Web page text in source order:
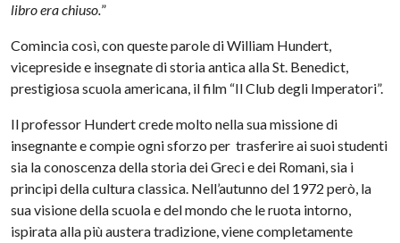
libro era chiuso.”
Comincia così, con queste parole di William Hundert,
vicepreside e insegnate di storia antica alla St. Benedict,
prestigiosa scuola americana, il film “Il Club degli Imperatori”.
Il professor Hundert crede molto nella sua missione di
insegnante e compie ogni sforzo per trasferire ai suoi studenti
sia la conoscenza della storia dei Greci e dei Romani, sia i
principi della cultura classica. Nell’autunno del 1972 però, la
sua visione della scuola e del mondo che le ruota intorno,
ispirata alla più austera tradizione, viene completamente